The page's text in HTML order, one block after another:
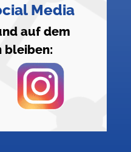
Media
auf dem
bleiben: